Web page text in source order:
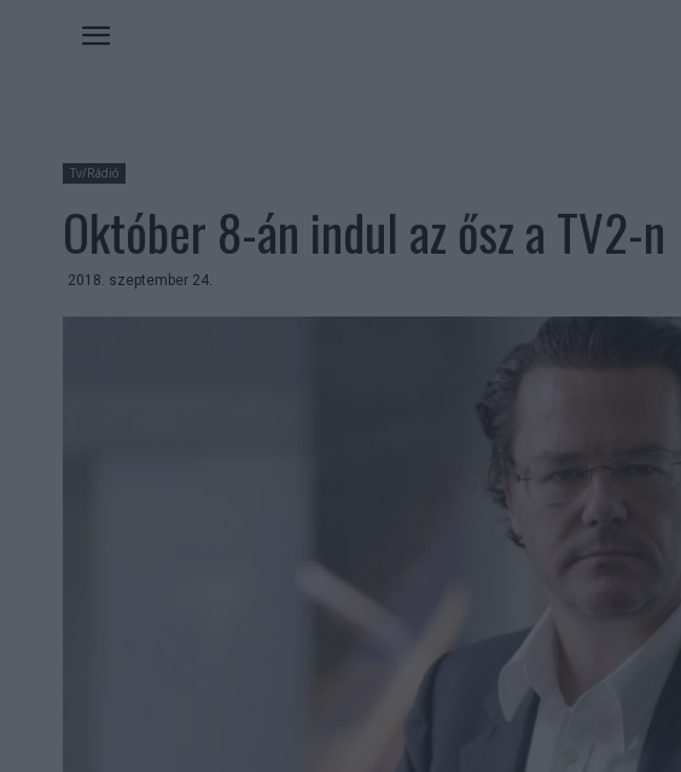
Tv/Rádió
Október 8-án indul az ősz a TV2-n
2018. szeptember 24.